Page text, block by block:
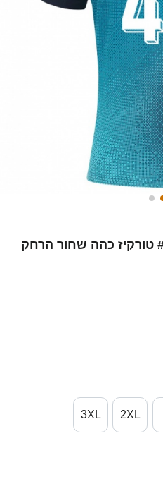
גברים סינגפור טראס גו #4 טורקיז כהה שחור הרחק
2XL
3XL